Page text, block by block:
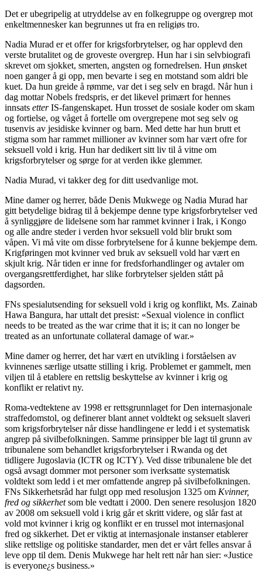
Det er ubegripelig at utryddelse av en folkegruppe og overgrep mot
enkeltmennesker kan begrunnes ut fra en religiøs tro.
Nadia Murad er et offer for krigsforbrytelser, og har opplevd den
verste brutalitet og de groveste overgrep. Hun har i sin selvbiografi
skrevet om sjokket, smerten, angsten og fornedrelsen. Hun ønsket
noen ganger å gi opp, men bevarte i seg en motstand som aldri ble
kuet. Da hun greide å rømme, var det i seg selv en bragd. Når hun i
dag mottar Nobels fredspris, er det likevel primært for hennes
innsats etterIS-fangenskapet. Hun trosset de sosiale koder om skam
og fortielse, og våget å fortelle om overgrepene mot seg selv og
tusenvis av jesidiske kvinner og barn. Med dette har hun brutt et
stigma som har rammet millioner av kvinner som har vært ofre for
seksuell vold i krig. Hun har dedikert sitt liv til å vitne om
krigsforbrytelser og sørge for at verden ikke glemmer.
Nadia Murad, vi takker deg for ditt usedvanlige mot.
Mine damer og herrer, både Denis Mukwege og Nadia Murad har
gitt betydelige bidrag til å bekjempe denne type krigsforbrytelser ved
å synliggjøre de lidelsene som har rammet kvinner i Irak, i Kongo
og alle andre steder i verden hvor seksuell vold blir brukt som
våpen. Vi må vite om disse forbrytelsene for å kunne bekjempe dem.
Krigføringen mot kvinner ved bruk av seksuell vold har vært en
skjult krig. Når tiden er inne for fredsforhandlinger og avtaler om
overgangsrettferdighet, har slike forbrytelser sjelden stått på
dagsorden.
FNs spesialutsending for seksuell vold i krig og konflikt, Ms. Zainab
Hawa Bangura, har uttalt det presist: «Sexual violence in conflict
needs to be treated as the war crime that it is; it can no longer be
treated as an unfortunate collateral damage of war.»
Mine damer og herrer, det har vært en utvikling i forståelsen av
kvinnenes særlige utsatte stilling i krig. Problemet er gammelt, men
viljen til å etablere en rettslig beskyttelse av kvinner i krig og
konflikt er relativt ny.
Roma-vedtektene av 1998 er rettsgrunnlaget for Den internasjonale
straffedomstol, og definerer blant annet voldtekt og seksuelt slaveri
som krigsforbrytelser når disse handlingene er ledd i et systematisk
angrep på sivilbefolkningen. Samme prinsipper ble lagt til grunn av
tribunalene som behandlet krigsforbrytelser i Rwanda og det
tidligere Jugoslavia (ICTR og ICTY). Ved disse tribunalene ble det
også avsagt dommer mot personer som iverksatte systematisk
voldtekt som ledd i et mer omfattende angrep på sivilbefolkningen.
FNs Sikkerhetsråd har fulgt opp med resolusjon 1325 om Kvinner,
fred og sikkerhetsom ble vedtatt i 2000. Den senere resolusjon 1820
av 2008 om seksuell vold i krig går et skritt videre, og slår fast at
vold mot kvinner i krig og konflikt er en trussel mot internasjonal
fred og sikkerhet. Det er viktig at internasjonale instanser etablerer
slike rettslige og politiske standarder, men det er vårt felles ansvar å
leve opp til dem. Denis Mukwege har helt rett når han sier: «Justice
is everyone¿s business.»